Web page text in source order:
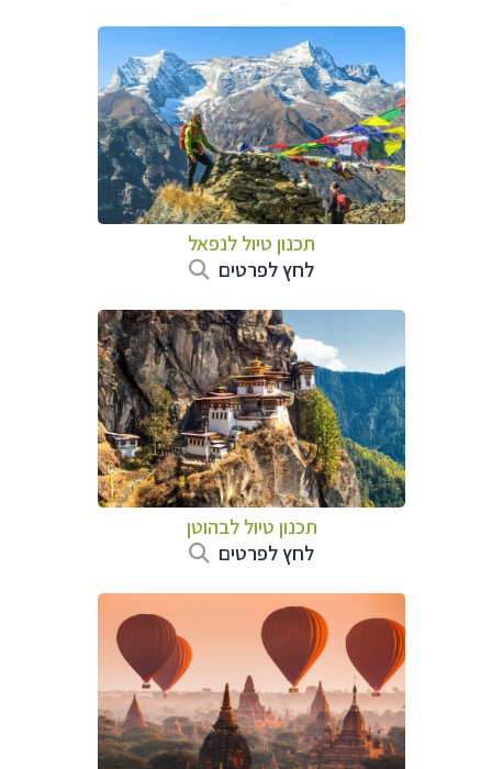
תכנון טיול לנפאל
לחץ לפרטים
תכנון טיול לבהוטן
לחץ לפרטים